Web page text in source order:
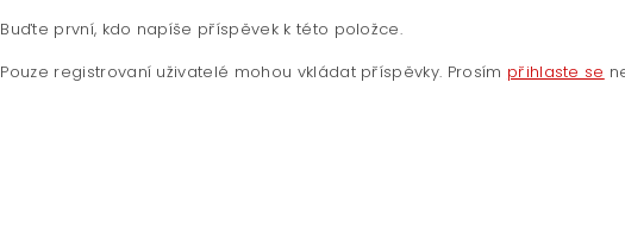
Buďte první, kdo napíše příspěvek k této položce.
Pouze registrovaní uživatelé mohou vkládat příspěvky. Prosím přihlaste se